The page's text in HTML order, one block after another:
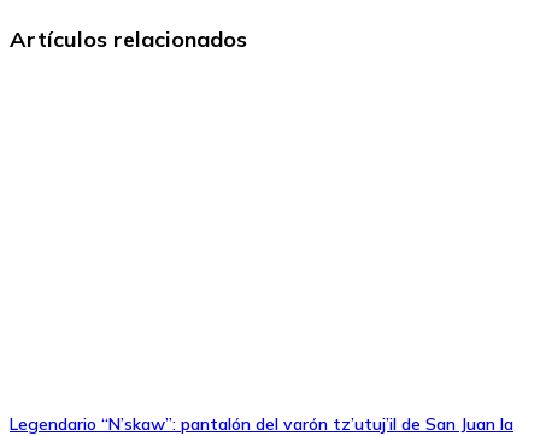
Artículos relacionados
Legendario “N’skaw”: pantalón del varón tz’utuj’il de San Juan la